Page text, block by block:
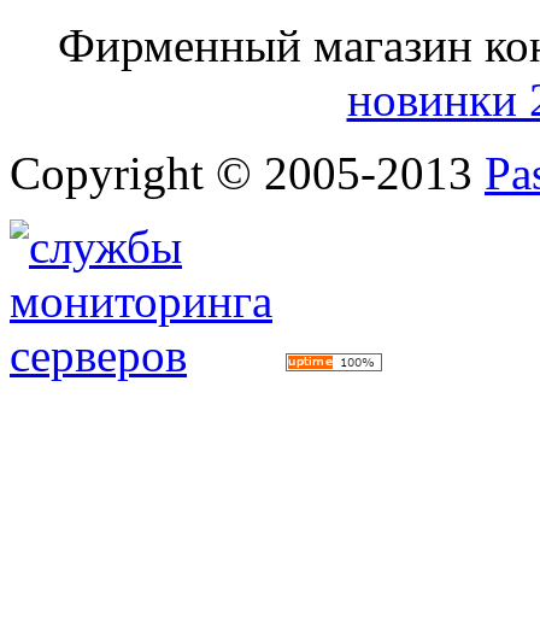
Фирменный магазин
новинки
Copyright © 2005-2013